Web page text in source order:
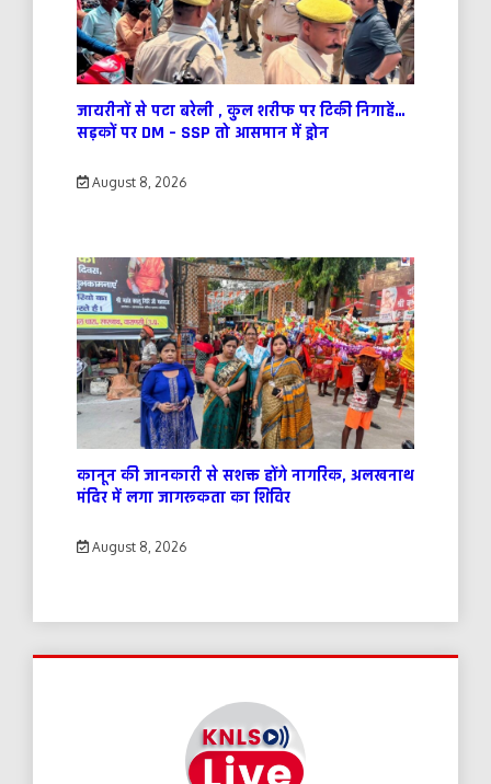
जायरीनों से पटा बरेली , कुल शरीफ पर टिकी निगाहें…
सड़कों पर DM – SSP तो आसमान में ड्रोन
August 8, 2026
कानून की जानकारी से सशक्त होंगे नागरिक, अलखनाथ
मंदिर में लगा जागरूकता का शिविर
August 8, 2026